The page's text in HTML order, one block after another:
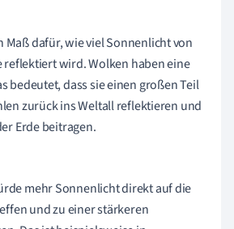
Maß dafür, wie viel Sonnenlicht von
reflektiert wird. Wolken haben eine
bedeutet, dass sie einen großen Teil
zurück ins Weltall reflektieren und
Erde beitragen.
mehr Sonnenlicht direkt auf die
und zu einer stärkeren